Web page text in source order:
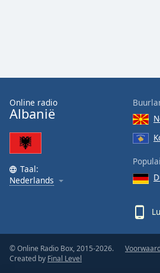
Opacity
Background
Color
Caption
Area
Background
Online radio
Albanië
Taal:
Nederlands
© Online Radio Box, 2015-2026.
Created by Final Level